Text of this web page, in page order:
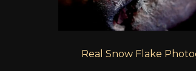
Real Snow Flake